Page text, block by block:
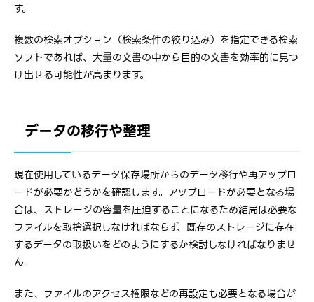
す。
複数の検索オプション（検索条件の絞り込み）を指定できる検索
ソフトであれば、大量の文書の中から目的の文書を効率的に見つ
け出せる可能性が高まります。
データの移行や整理
現在使用しているデータ保存場所からのデータ移行や再アップロ
ードが必要かどうかを確認します。アップロードが必要となる場
合は、ストレージの容量を圧迫することになるため結局は必要な
ファイルを取捨選択しなければならず、既存のストレージに存在
するデータの取扱いをどのようにするか検討しなければなりませ
ん。
また、ファイルのアクセス権限などの再設定も必要となる場合が